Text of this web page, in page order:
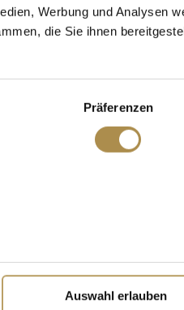
Werbung und Analysen
die Sie ihnen
Präferenzen
Auswahl erlauben